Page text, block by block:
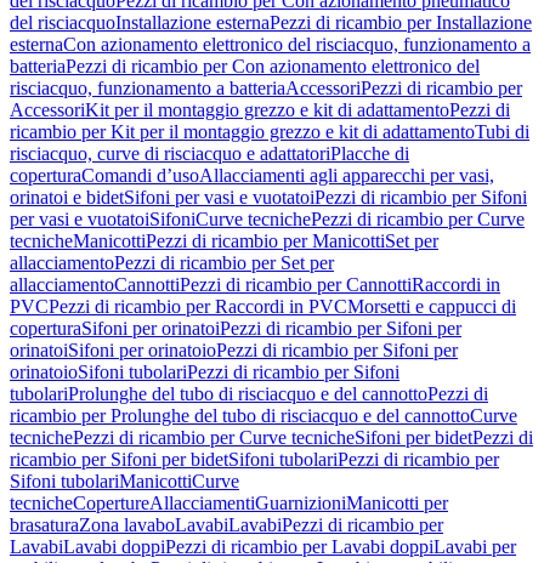
del risciacquoInstallazione esternaPezzi di ricambio per Installazione
esternaCon azionamento elettronico del risciacquo, funzionamento a
batteriaPezzi di ricambio per Con azionamento elettronico del
risciacquo, funzionamento a batteriaAccessoriPezzi di ricambio per
AccessoriKit per il montaggio grezzo e kit di adattamentoPezzi di
ricambio per Kit per il montaggio grezzo e kit di adattamentoTubi di
risciacquo, curve di risciacquo e adattatoriPlacche di
coperturaComandi d’usoAllacciamenti agli apparecchi per vasi,
orinatoi e bidetSifoni per vasi e vuotatoiPezzi di ricambio per Sifoni
per vasi e vuotatoiSifoniCurve tecnichePezzi di ricambio per Curve
tecnicheManicottiPezzi di ricambio per ManicottiSet per
allacciamentoPezzi di ricambio per Set per
allacciamentoCannottiPezzi di ricambio per CannottiRaccordi in
PVCPezzi di ricambio per Raccordi in PVCMorsetti e cappucci di
coperturaSifoni per orinatoiPezzi di ricambio per Sifoni per
orinatoiSifoni per orinatoioPezzi di ricambio per Sifoni per
orinatoioSifoni tubolariPezzi di ricambio per Sifoni
tubolariProlunghe del tubo di risciacquo e del cannottoPezzi di
ricambio per Prolunghe del tubo di risciacquo e del cannottoCurve
tecnichePezzi di ricambio per Curve tecnicheSifoni per bidetPezzi di
ricambio per Sifoni per bidetSifoni tubolariPezzi di ricambio per
Sifoni tubolariManicottiCurve
tecnicheCopertureAllacciamentiGuarnizioniManicotti per
brasaturaZona lavaboLavabiLavabiPezzi di ricambio per
LavabiLavabi doppiPezzi di ricambio per Lavabi doppiLavabi per